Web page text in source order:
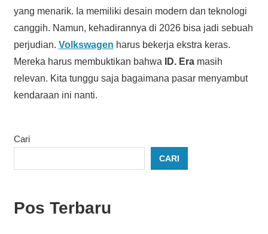
yang menarik. Ia memiliki desain modern dan teknologi
canggih. Namun, kehadirannya di 2026 bisa jadi sebuah
perjudian. Volkswagen harus bekerja ekstra keras.
Mereka harus membuktikan bahwa
ID. Eramasih
relevan. Kita tunggu saja bagaimana pasar menyambut
kendaraan ini nanti.
Cari
CARI
Pos Terbaru